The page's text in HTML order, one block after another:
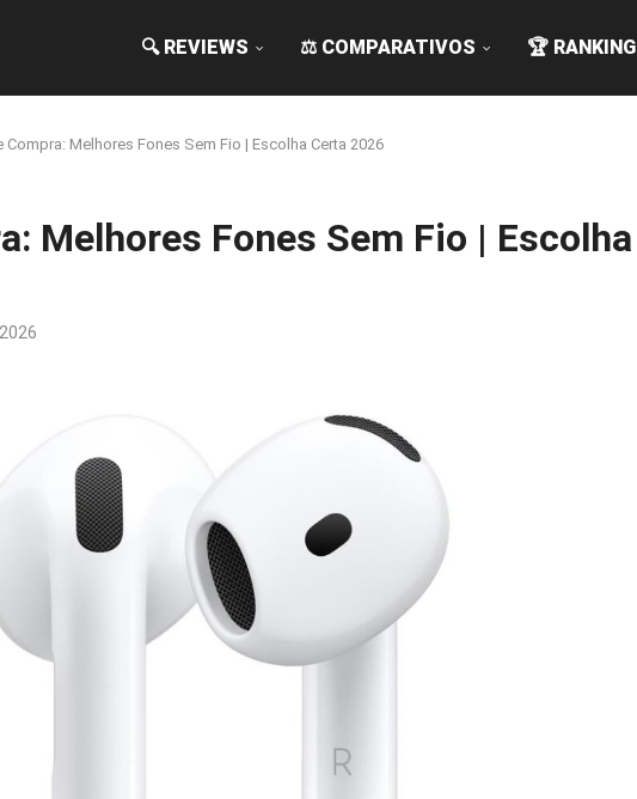
🔍 REVIEWS ⚖️ COMPARATIVOS 🏆
Compra: Melhores Fones Sem Fio | Escolha Certa 2026
Melhores Fones Sem Fio | Escolha